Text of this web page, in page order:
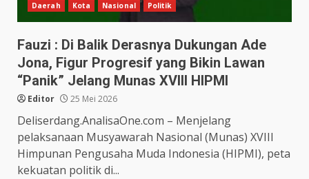
Daerah Kota Nasional Politik
Fauzi : Di Balik Derasnya Dukungan Ade
Jona, Figur Progresif yang Bikin Lawan
“Panik” Jelang Munas XVIII HIPMI
Editor 25 Mei 2026
Deliserdang.AnalisaOne.com – Menjelang
pelaksanaan Musyawarah Nasional (Munas) XVIII
Himpunan Pengusaha Muda Indonesia (HIPMI), peta
kekuatan politik di...